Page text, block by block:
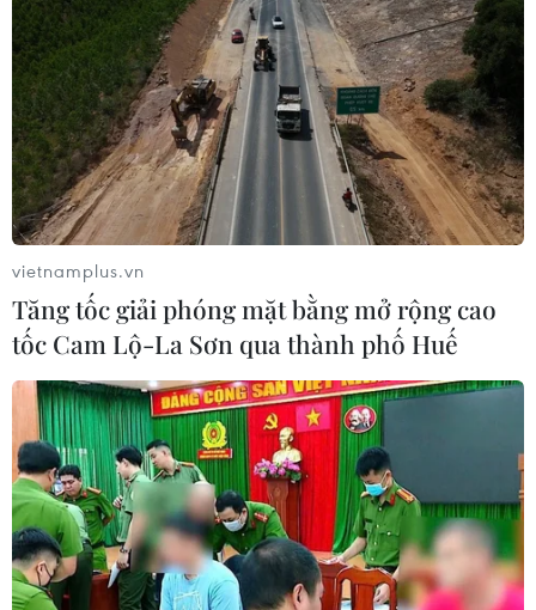
Robot hình người "Made in
Bolivia" và khát vọng đổi mới sáng
tạo
03/08/2026 04:37
Phương pháp mới giúp phát hiện
sớm bệnh Alzheimer
30/07/2026 14:27
Trong phòng Lab giám định
ADN: Nơi khoa học thắp hy vọng đưa
các liệt sĩ trở về
23/07/2026 09:18
Chiến dịch 500 ngày đêm:
Khi khoa học mở đường đưa các liệt
vietnamplus.vn
Tăng tốc giải phóng mặt bằng mở rộng cao
tốc Cam Lộ-La Sơn qua thành phố Huế